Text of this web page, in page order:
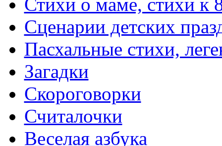
Сценарии детских
Пасхальные стихи,
Загадки
Скороговорки
Считалочки
Веселая азбука